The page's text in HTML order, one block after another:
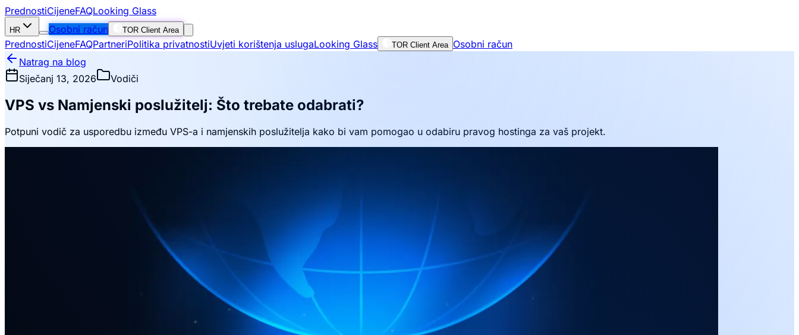
PrednostiCijeneFAQLooking Glass
HR Osobni račun TOR Client Area
PrednostiCijeneFAQPartneriPolitika privatnostiUvjeti korištenja uslugaLooking Glass TOR Client Area Osobni račun
Natrag na blog
Siječanj 13, 2026
Vodiči
VPS vs Namjenski poslužitelj: Što trebate odabrati?
Potpuni vodič za usporedbu između VPS-a i namjenskih poslužitelja kako bi vam pomogao u odabiru pravog hostinga za vaš projekt.